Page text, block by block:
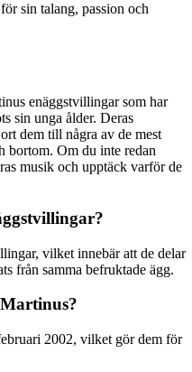
sin talang, passion och
enäggstvillingar som har
sin unga ålder. Deras
dem till några av de mest
bortom. Om du inte redan
musik och upptäck varför de
vilket innebär att de delar
från samma befruktade ägg.
2002, vilket gör dem för